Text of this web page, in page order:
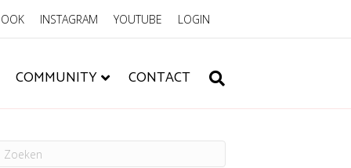
INSTAGRAM YOUTUBE LOGIN
COMMUNITY CONTACT